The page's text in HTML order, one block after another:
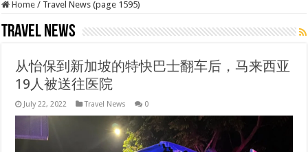
Home / Travel News (page 1595)
Travel News
从怡保到新加坡的特快巴士翻车后，马来西亚
19人被送往医院
July 22, 2022 Travel News 0